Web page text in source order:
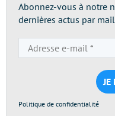
Abonnez-vous à notre
dernières actus par
Politique de confidentialité